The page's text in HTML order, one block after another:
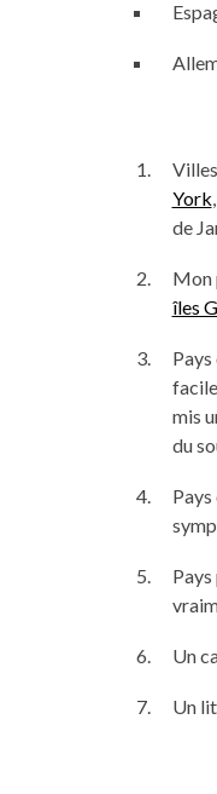
York
de
Mon
îles
Pays
mis
du
Pays
Pays
Un
Un